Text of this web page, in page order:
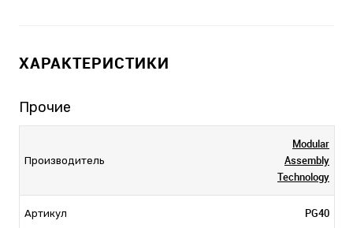
ХАРАКТЕРИСТИКИ
Прочие
Производитель
Modular
Assembly
Technology
Артикул PG40